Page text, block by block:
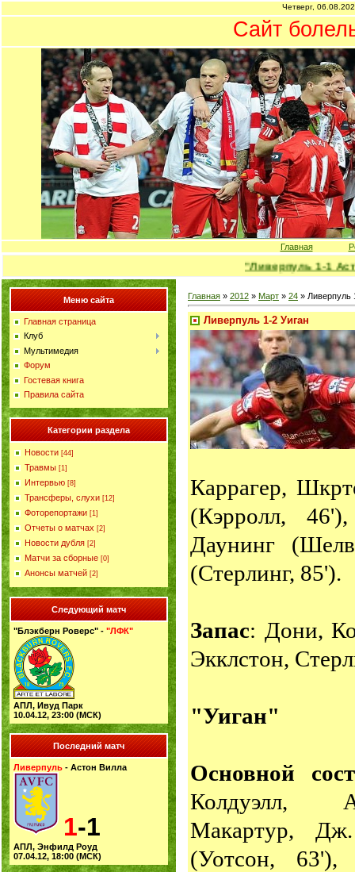
Четверг,
Сайт
Главная
"Ливерпуль 1-1 Астон
Меню сайта
Главная страница
Клуб
Мультимедия
Форум
Гостевая книга
Правила сайта
Категории раздела
Новости [44]
Травмы [1]
Интервью [8]
Трансферы, слухи [12]
Фоторепортажи [1]
Отчеты о матчах [2]
Новости дубля [2]
Матчи за сборные [0]
Анонсы матчей [2]
Следующий матч
"Блэкберн Роверс" - "ЛФК"
АПЛ, Ивуд Парк
10.04.12, 23:00 (МСК)
Последний матч
Ливерпуль - Астон Вилла
1-1
АПЛ, Энфилд Роуд
07.04.12, 18:00 (МСК)
Главная » 2012 » Март » 24 » Ливерпуль
Ливерпуль 1-2 Уиган
Каррагер,
(Кэрролл,
Даунинг
(Стерлинг, 85').
Запас: Дони,
Экклстон,
"Уиган"
Основной
Колдуэлл,
Макартур,
(Уотсон, 63'),